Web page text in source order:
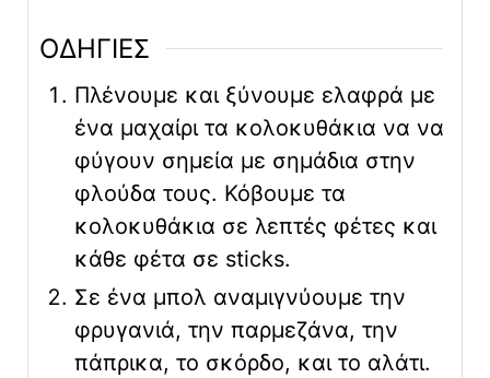
ΟΔΗΓΙΕΣ
Πλένουμε και ξύνουμε ελαφρά με
ένα μαχαίρι τα κολοκυθάκια να να
φύγουν σημεία με σημάδια στην
φλούδα τους. Κόβουμε τα
κολοκυθάκια σε λεπτές φέτες και
κάθε φέτα σε sticks.
Σε ένα μπολ αναμιγνύουμε την
φρυγανιά, την παρμεζάνα, την
πάπρικα, το σκόρδο, και το αλάτι.